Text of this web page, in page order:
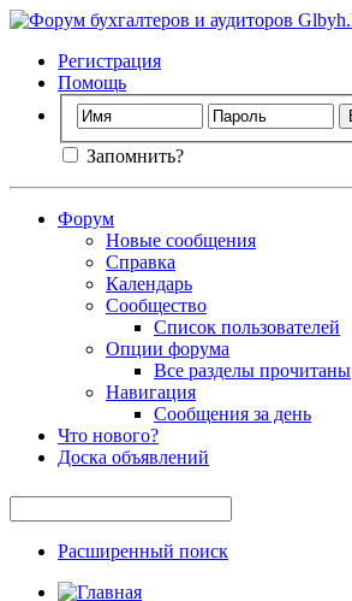
Регистрация
Помощь
Запомнить?
Форум
Новые сообщения
Справка
Календарь
Сообщество
Список пользователей
Опции форума
Все разделы прочитаны
Навигация
Сообщения за день
Что нового?
Доска объявлений
Расширенный поиск